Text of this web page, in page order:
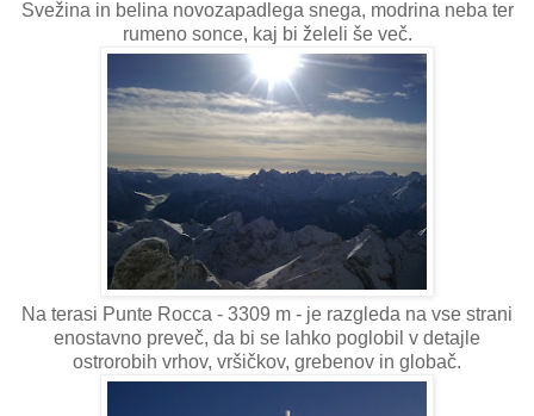
Svežina in belina novozapadlega snega, modrina neba ter
rumeno sonce, kaj bi želeli še več.
Na terasi Punte Rocca - 3309 m - je razgleda na vse strani
enostavno preveč, da bi se lahko poglobil v detajle
ostrorobih vrhov, vršičkov, grebenov in globač.